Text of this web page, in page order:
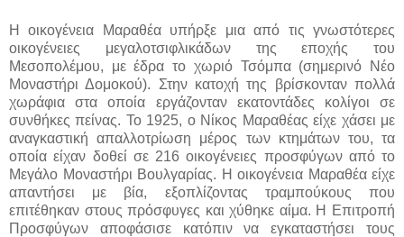
Η οικογένεια Μαραθέα υπήρξε μια από τις γνωστότερες
οικογένειες μεγαλοτσιφλικάδων της εποχής του
Μεσοπολέμου, με έδρα το χωριό Τσόμπα (σημερινό Νέο
Μοναστήρι Δομοκού). Στην κατοχή της βρίσκονταν πολλά
χωράφια στα οποία εργάζονταν εκατοντάδες κολίγοι σε
συνθήκες πείνας. Το 1925, ο Νίκος Μαραθέας είχε χάσει με
αναγκαστική απαλλοτρίωση μέρος των κτημάτων του, τα
οποία είχαν δοθεί σε 216 οικογένειες προσφύγων από το
Μεγάλο Μοναστήρι Βουλγαρίας. Η οικογένεια Μαραθέα είχε
απαντήσει με βία, εξοπλίζοντας τραμπούκους που
επιτέθηκαν στους πρόσφυγες και χύθηκε αίμα. Η Επιτροπή
Προσφύγων αποφάσισε κατόπιν να εγκαταστήσει τους